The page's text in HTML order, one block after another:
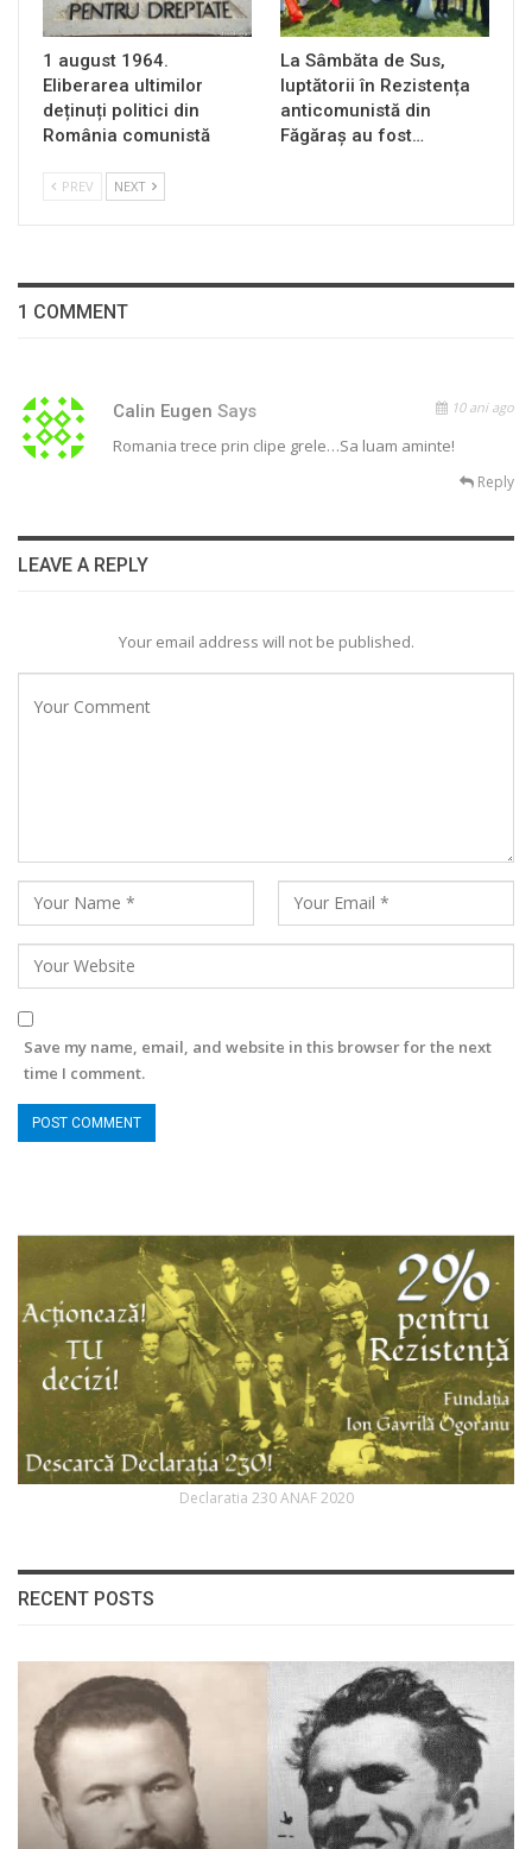
1 august 1964.
Eliberarea ultimilor
deținuți politici din
România comunistă
La Sâmbăta de Sus,
luptătorii în Rezistența
anticomunistă din
Făgăraș au fost…
PREV NEXT
1 COMMENT
Calin Eugen Says 10 ani ago
Romania trece prin clipe grele…Sa luam aminte!
Reply
LEAVE A REPLY
Your email address will not be published.
Save my name, email, and website in this browser for the next
time I comment.
Declaratia 230 ANAF 2020
RECENT POSTS